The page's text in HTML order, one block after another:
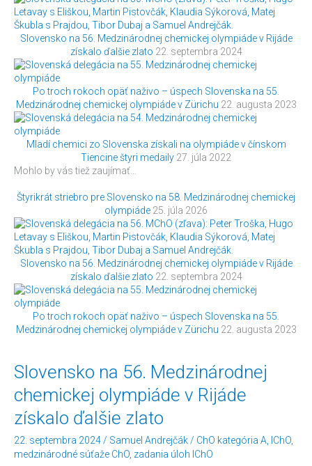
Slovensko na 56. Medzinárodnej chemickej olympiáde v Rijáde
získalo ďalšie zlato 22. septembra 2024
Po troch rokoch opäť naživo – úspech Slovenska na 55.
Medzinárodnej chemickej olympiáde v Zürichu 22. augusta 2023
Mladí chemici zo Slovenska získali na olympiáde v čínskom
Tiencine štyri medaily 27. júla 2022
Mohlo by vás tiež zaujímať…
Štyrikrát striebro pre Slovensko na 58. Medzinárodnej chemickej
olympiáde 25. júla 2026
Slovensko na 56. Medzinárodnej chemickej olympiáde v Rijáde
získalo ďalšie zlato 22. septembra 2024
Po troch rokoch opäť naživo – úspech Slovenska na 55.
Medzinárodnej chemickej olympiáde v Zürichu 22. augusta 2023
Slovensko na 56. Medzinárodnej
chemickej olympiáde v Rijáde
získalo ďalšie zlato
22. septembra 2024/ Samuel Andrejčák/ ChO kategória A, IChO,
medzinárodné súťaže ChO, zadania úloh IChO
Slovensko
na
56.
chemickej
v
Rijáde